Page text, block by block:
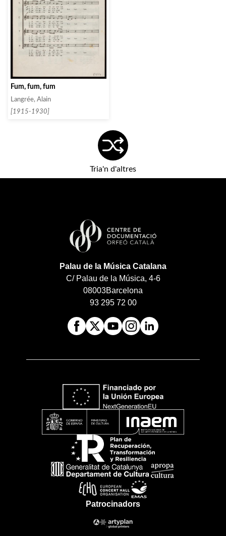
Fum, fum, fum
Langrée, Alain
[1915-1930]
Tria'n d'altres
Palau de la Música Catalana
C/ Palau de la Música, 4-6
08003Barcelona
93 295 72 00
Patrocinadors